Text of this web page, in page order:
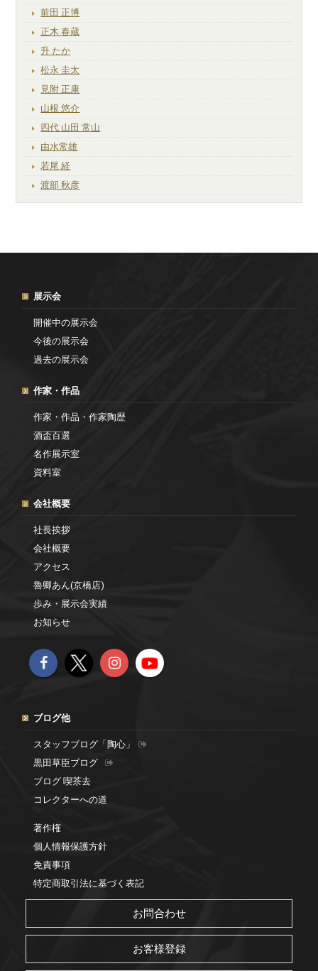
前田 正博
正木 春蔵
升 たか
松永 圭太
見附 正康
山根 悠介
四代 山田 常山
由水常雄
若尾 経
渡部 秋彦
展示会
開催中の展示会
今後の展示会
過去の展示会
作家・作品
作家・作品・作家陶歴
酒盃百選
名作展示室
資料室
会社概要
社長挨拶
会社概要
アクセス
魯卿あん(京橋店)
歩み・展示会実績
お知らせ
ブログ他
スタッフブログ「陶心」
黒田草臣ブログ
ブログ 喫茶去
コレクターへの道
著作権
個人情報保護方針
免責事項
特定商取引法に基づく表記
お問合わせ
お客様登録